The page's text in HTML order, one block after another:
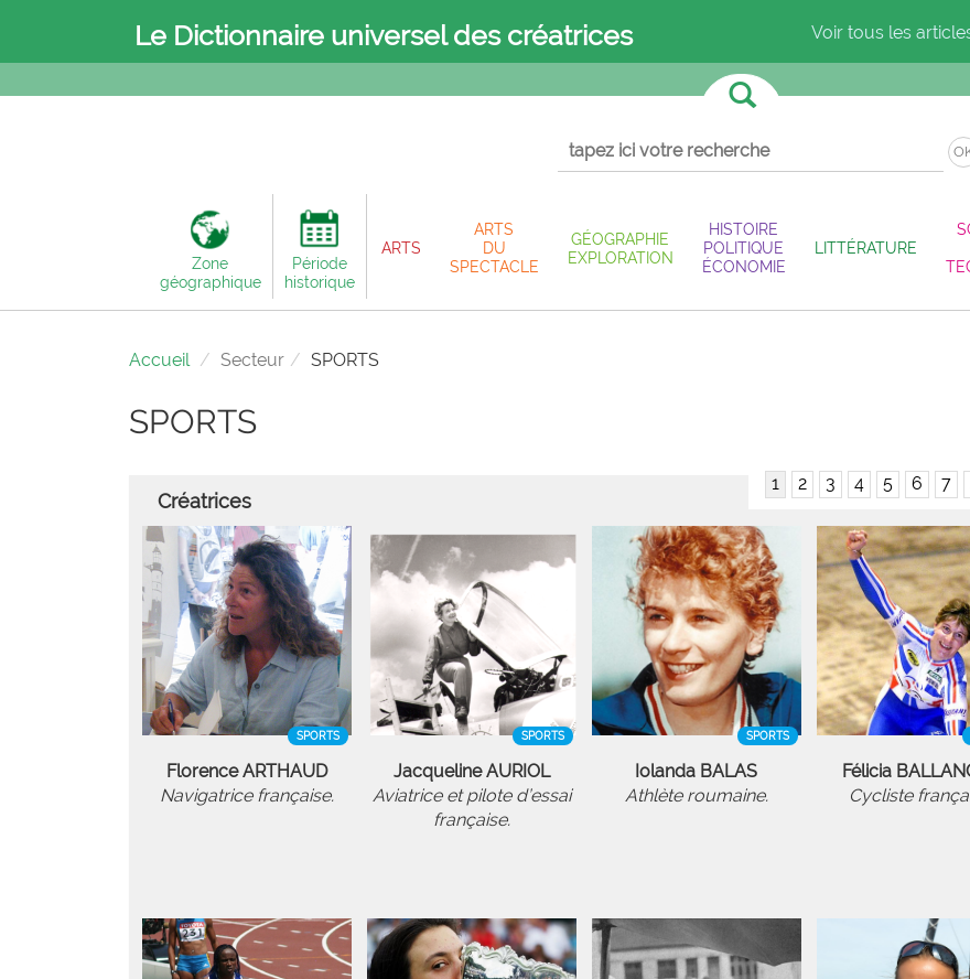
Le Dictionnaire universel des créatrices Voir tous les
Zone
géographique
Période
historique
ARTS
ARTS
DU
SPECTACLE
GÉOGRAPHIE
EXPLORATION
HISTOIRE
POLITIQUE
ÉCONOMIE
LITTÉRATURE
Accueil Secteur SPORTS
SPORTS
Créatrices
1 2 3 4 5 6 7
SPORTS
Florence ARTHAUD
Navigatrice française.
SPORTS
Jacqueline AURIOL
Aviatrice et pilote d’essai
française.
SPORTS
Iolanda BALAS
Athlète roumaine.
Félicia
Cycliste